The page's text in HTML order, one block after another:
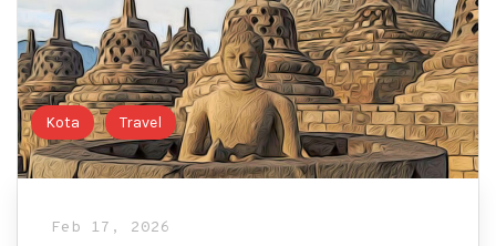
Kota Travel
Feb 17, 2026